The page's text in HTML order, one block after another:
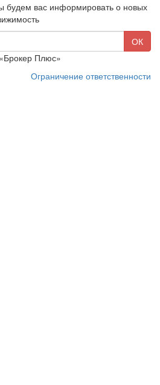
будем вас информировать о новых
ОК
Плюс»
Ограничение ответственности